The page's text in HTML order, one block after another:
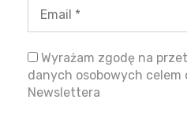
Wyrażam zgodę na
danych osobowych
Newslettera